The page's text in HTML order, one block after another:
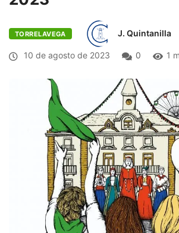
TORRELAVEGA J. Quintanilla
10 de agosto de 2023 0 1